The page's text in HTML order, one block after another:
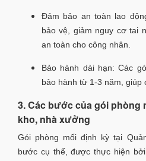
Đảm bảo an toàn lao
bảo vệ, giảm nguy cơ tai
an toàn cho công nhân.
Bảo hành dài hạn: Các
bảo hành từ 1-3 năm, giúp
3. Các bước của gói phòng
kho, nhà xưởng
Gói phòng mối định kỳ tại
bước cụ thể, được thực hiện